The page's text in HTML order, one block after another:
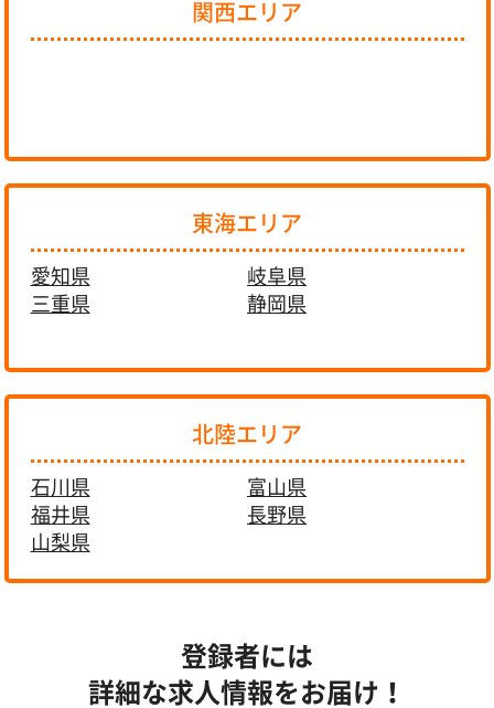
関西エリア
東海エリア
愛知県
岐阜県
三重県
静岡県
北陸エリア
石川県
富山県
福井県
長野県
山梨県
登録者には
詳細な求人情報をお届け！